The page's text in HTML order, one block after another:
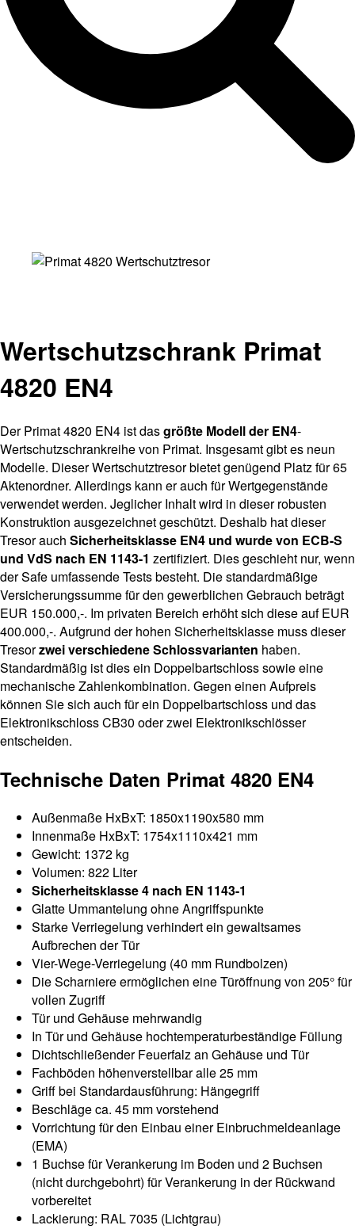
Wertschutzschrank Primat
4820 EN4
Der Primat 4820 EN4 ist dasgrößte Modell der EN4-
Wertschutzschrankreihe von Primat. Insgesamt gibt es neun
Modelle. Dieser Wertschutztresor bietet genügend Platz für 65
Aktenordner. Allerdings kann er auch für Wertgegenstände
verwendet werden. Jeglicher Inhalt wird in dieser robusten
Konstruktion ausgezeichnet geschützt. Deshalb hat dieser
Tresor auch Sicherheitsklasse EN4 und wurde von ECB-S
und VdS nach EN 1143-1 zertifiziert. Dies geschieht nur, wenn
der Safe umfassende Tests besteht. Die standardmäßige
Versicherungssumme für den gewerblichen Gebrauch beträgt
EUR 150.000,-. Im privaten Bereich erhöht sich diese auf EUR
400.000,-. Aufgrund der hohen Sicherheitsklasse muss dieser
Tresorzwei verschiedene Schlossvarianten haben.
Standardmäßig ist dies ein Doppelbartschloss sowie eine
mechanische Zahlenkombination. Gegen einen Aufpreis
können Sie sich auch für ein Doppelbartschloss und das
Elektronikschloss CB30 oder zwei Elektronikschlösser
entscheiden.
Technische Daten Primat 4820 EN4
Außenmaße HxBxT: 1850x1190x580 mm
Innenmaße HxBxT: 1754x1110x421 mm
Gewicht: 1372 kg
Volumen: 822 Liter
Sicherheitsklasse 4 nach EN 1143-1
Glatte Ummantelung ohne Angriffspunkte
Starke Verriegelung verhindert ein gewaltsames
Aufbrechen der Tür
Vier-Wege-Verriegelung (40 mm Rundbolzen)
Die Scharniere ermöglichen eine Türöffnung von 205° für
vollen Zugriff
Tür und Gehäuse mehrwandig
In Tür und Gehäuse hochtemperaturbeständige Füllung
Dichtschließender Feuerfalz an Gehäuse und Tür
Fachböden höhenverstellbar alle 25 mm
Griff bei Standardausführung: Hängegriff
Beschläge ca. 45 mm vorstehend
Vorrichtung für den Einbau einer Einbruchmeldeanlage
(EMA)
1 Buchse für Verankerung im Boden und 2 Buchsen
(nicht durchgebohrt) für Verankerung in der Rückwand
vorbereitet
Lackierung: RAL 7035 (Lichtgrau)